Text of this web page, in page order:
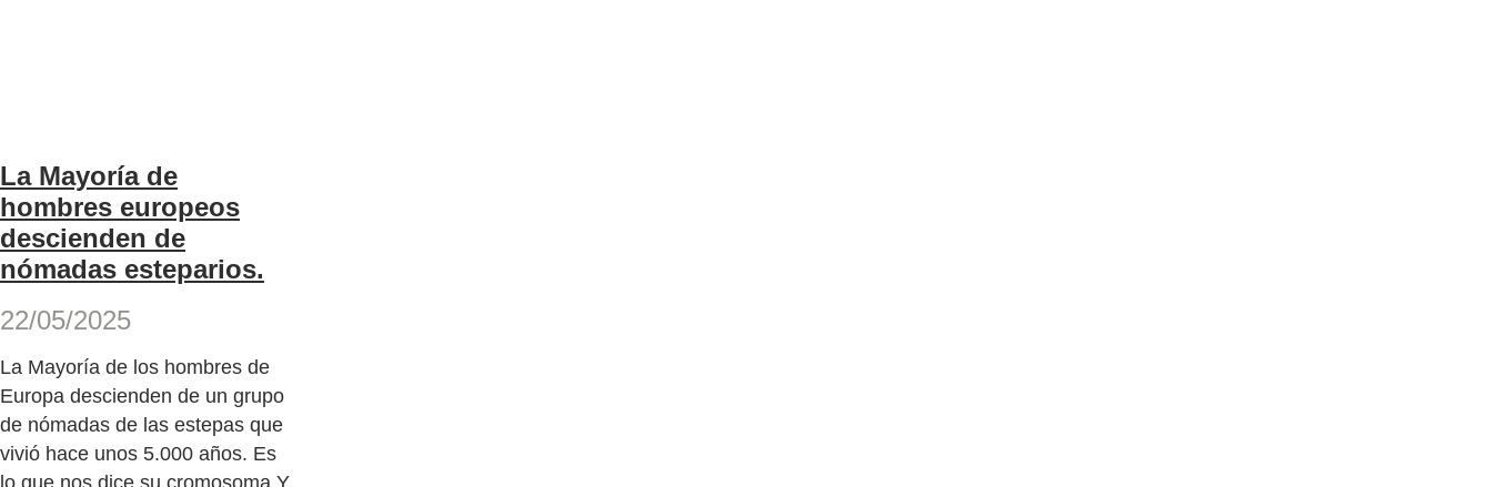
La Mayoría de
hombres europeos
descienden de
nómadas esteparios.
22/05/2025
La Mayoría de los hombres de
Europa descienden de un grupo
de nómadas de las estepas que
vivió hace unos 5.000 años. Es
lo que nos dice su cromosoma Y.